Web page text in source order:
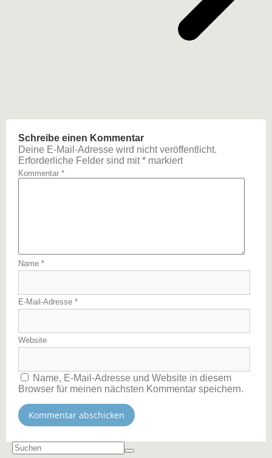
Schreibe einen Kommentar
Deine E-Mail-Adresse wird nicht veröffentlicht.
Erforderliche Felder sind mit* markiert
Kommentar *
Name *
E-Mail-Adresse *
Website
Name, E-Mail-Adresse und Website in diesem
Browser für meinen nächsten Kommentar speichern.